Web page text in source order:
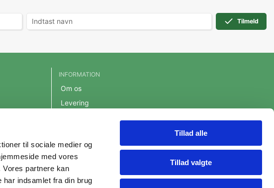
til sociale medier og
med vores
Vores partnere kan
har indsamlet fra din brug
Tillad alle
Tillad valgte
Tilmeld
INFORMATION
Om os
Levering
Persondatapolitik
Fortrydelsesret